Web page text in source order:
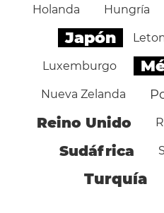
Holanda Hungría
Japón
Luxemburgo
Nueva Zelanda
Reino Unido
Sudáfrica
Turquía